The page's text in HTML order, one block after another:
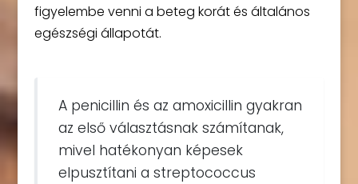
figyelembe venni a beteg korát és általános
egészségi állapotát.
A penicillin és az amoxicillin gyakran
az első választásnak számítanak,
mivel hatékonyan képesek
elpusztítani a streptococcus